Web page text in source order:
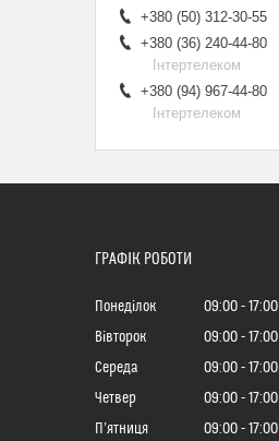
+380 (50) 312-30-55
+380 (36) 240-44-80
Інтертелеком
+380 (94) 967-44-80
Інтертелеком
ГРАФІК РОБОТИ
Понеділок 09:00
17:00
Вівторок
09:00
17:00
Середа
09:00
17:00
Четвер
09:00
17:00
Пʼятниця
09:00 17:00